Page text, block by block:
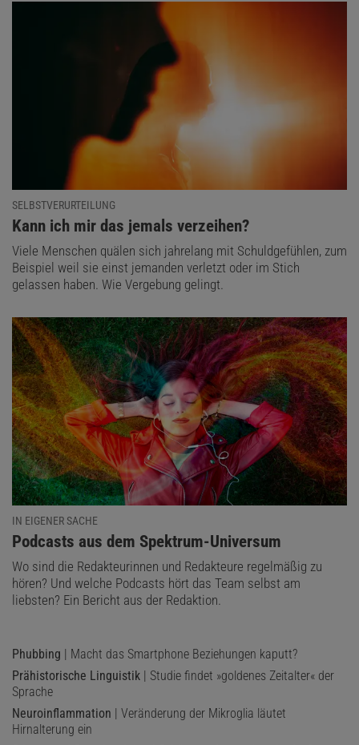
SELBSTVERURTEILUNG
:
Kann ich mir das jemals verzeihen?
Viele Menschen quälen sich jahrelang mit Schuldgefühlen, zum
Beispiel weil sie einst jemanden verletzt oder im Stich
gelassen haben. Wie Vergebung gelingt.
IN EIGENER SACHE
:
Podcasts aus dem Spektrum-Universum
Wo sind die Redakteurinnen und Redakteure regelmäßig zu
hören? Und welche Podcasts hört das Team selbst am
liebsten? Ein Bericht aus der Redaktion.
Phubbing | Macht das Smartphone Beziehungen kaputt?
Prähistorische Linguistik | Studie findet »goldenes Zeitalter« der
Sprache
Neuroinflammation | Veränderung der Mikroglia läutet
Hirnalterung ein